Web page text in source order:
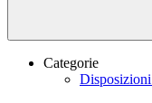
Categorie